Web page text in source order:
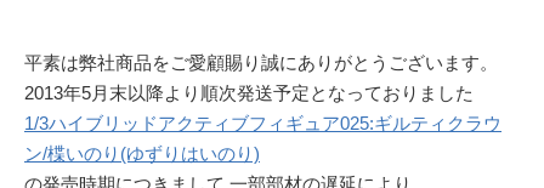
平素は弊社商品をご愛顧賜り誠にありがとうございます。
2013年5月末以降より順次発送予定となっておりました
1/3ハイブリッドアクティブフィギュア025:ギルティクラウ
ン/楪いのり(ゆずりはいのり)
の発売時期につきまして 一部部材の遅延により